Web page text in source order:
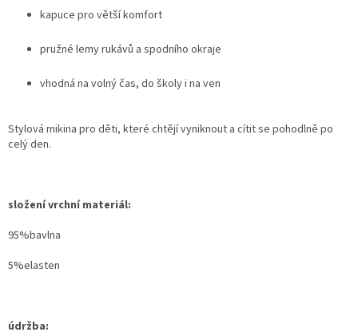
kapuce pro větší komfort
pružné lemy rukávů a spodního okraje
vhodná na volný čas, do školy i na ven
Stylová mikina pro děti, které chtějí vyniknout a cítit se pohodlně po
celý den.
složení vrchní materiál:
95%bavlna
5%elasten
údržba: